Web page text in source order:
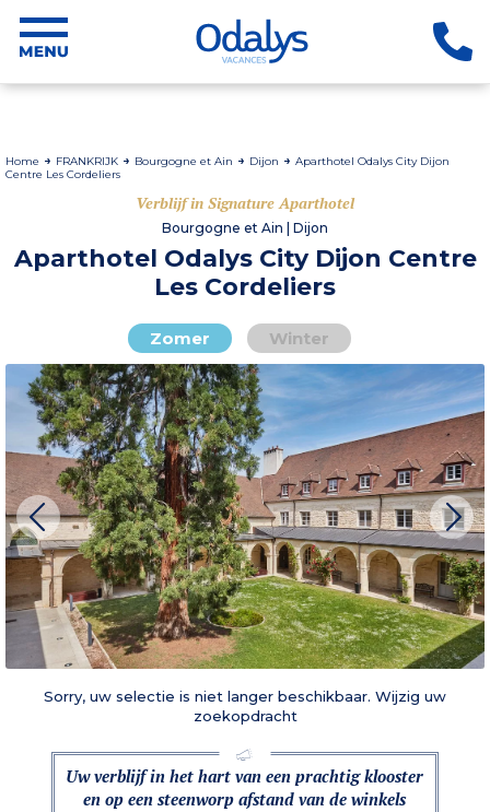
Home FRANKRIJK Bourgogne et Ain Dijon
Aparthotel Odalys City Dijon
Centre Les Cordeliers
Verblijf in Signature Aparthotel
Bourgogne et Ain | Dijon
Aparthotel Odalys City Dijon Centre
Les Cordeliers
Zomer Winter
Sorry, uw selectie is niet langer beschikbaar. Wijzig uw
zoekopdracht
Uw verblijf in het hart van een prachtig klooster
en op een steenworp afstand van de winkels